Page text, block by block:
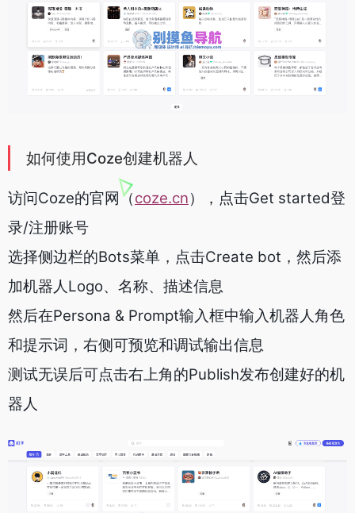
如何使用Coze创建机器人
访问Coze的官网（coze.cn），点击Get started登
录/注册账号
选择侧边栏的Bots菜单，点击Create bot，然后添
加机器人Logo、名称、描述信息
然后在Persona & Prompt输入框中输入机器人角色
和提示词，右侧可预览和调试输出信息
测试无误后可点击右上角的Publish发布创建好的机
器人